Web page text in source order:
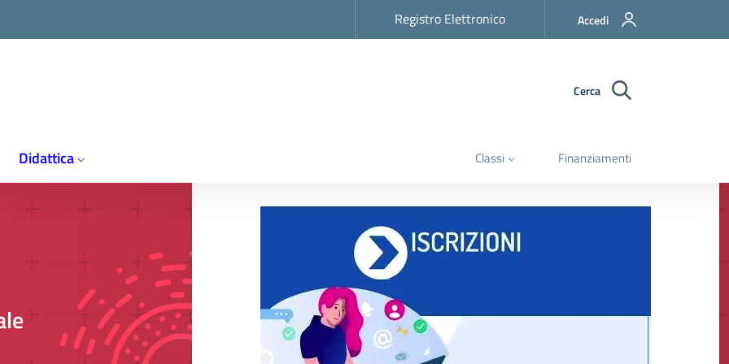
Registro Elettronico Accedi
Cerca
Didattica Classi Finanziamenti